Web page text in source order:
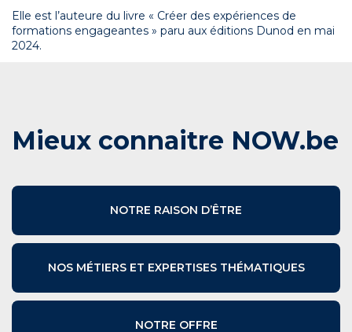
Elle est l’auteure du livre « Créer des expériences de
formations engageantes » paru aux éditions Dunod en mai
2024.
Mieux connaitre NOW.be
NOTRE RAISON D’ÊTRE
NOS MÉTIERS ET EXPERTISES THÉMATIQUES
NOTRE OFFRE